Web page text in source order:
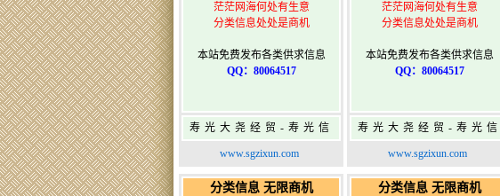
茫茫网海何处有生意
分类信息处处是商机
本站免费发布各类供求信息
QQ：80064517
寿光大尧经贸-寿光信
息网-免费信息发布网-
www.sgzixun.com
茫茫网海何处有生意
分类信息处处是商机
本站免费发布各类供求信息
QQ：80064517
寿光大尧经贸-寿光信
息网-免费信息发布网-
www.sgzixun.com
分类信息 无限商机 分类信息 无限商机